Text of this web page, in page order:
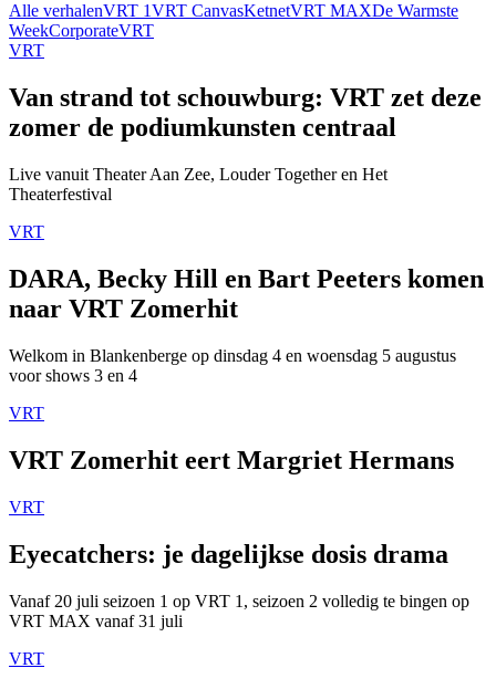
Alle verhalenVRT 1VRT CanvasKetnetVRT MAXDe Warmste
WeekCorporateVRT
VRT
Van strand tot schouwburg: VRT zet deze
zomer de podiumkunsten centraal
Live vanuit Theater Aan Zee, Louder Together en Het
Theaterfestival
VRT
DARA, Becky Hill en Bart Peeters komen
naar VRT Zomerhit
Welkom in Blankenberge op dinsdag 4 en woensdag 5 augustus
voor shows 3 en 4
VRT
VRT Zomerhit eert Margriet Hermans
VRT
Eyecatchers: je dagelijkse dosis drama
Vanaf 20 juli seizoen 1 op VRT 1, seizoen 2 volledig te bingen op
VRT MAX vanaf 31 juli
VRT